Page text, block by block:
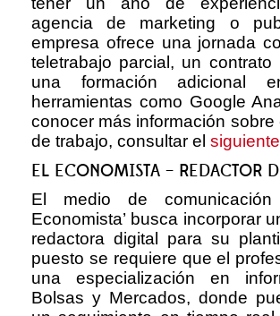
agencia de marketing o
empresa ofrece una jornada
teletrabajo parcial, un contrato
una formación adicional
herramientas como Google
conocer más información sobre
de trabajo, consultar el
EL ECONOMISTA – REDACTOR
El medio de comunicación
Economista’ busca incorporar
redactora digital para su
puesto se requiere que el
una especialización en
Bolsas y Mercados, donde